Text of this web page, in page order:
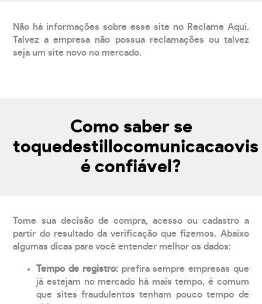
Não há informações sobre esse site no Reclame Aqui.
Talvez a empresa não possua reclamações ou talvez
seja um site novo no mercado.
Como saber se
é confiável?
Tome sua decisão de compra, acesso ou cadastro a
partir do resultado da verificação que fizemos. Abaixo
algumas dicas para você entender melhor os dados:
Tempo de registro: prefira sempre empresas que
já estejam no mercado há mais tempo, é comum
que sites fraudulentos tenham pouco tempo de